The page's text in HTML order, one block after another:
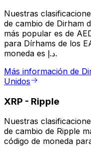
Nuestras
de cambio de Dirham
más popular es de
para Dírhams de los
moneda es د.إ.
Más información de
Unidos
XRP - Ripple
Nuestras
de cambio de Ripple
código de moneda